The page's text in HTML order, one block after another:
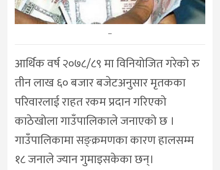
–
आर्थिक वर्ष २०७८/८९ मा विनियोजित गरेको रु
तीन लाख ६० बजार बजेटअनुसार मृतकका
परिवारलाई राहत रकम प्रदान गरिएको
काठेखोला गाउँपालिकाले जनाएको छ ।
गाउँपालिकामा सङ्क्रमणका कारण हालसम्म
१८ जनाले ज्यान गुमाइसकेका छन्।